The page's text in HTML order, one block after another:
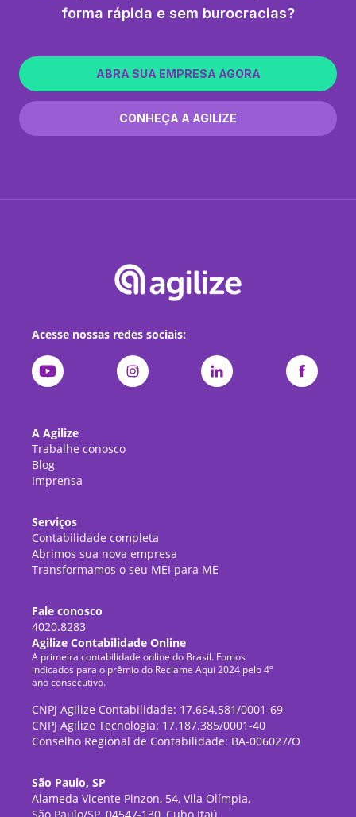
forma rápida e sem burocracias?
ABRA SUA EMPRESA AGORA
CONHEÇA A AGILIZE
Acesse nossas redes sociais:
A Agilize
Trabalhe conosco
Blog
Imprensa
Serviços
Contabilidade completa
Abrimos sua nova empresa
Transformamos o seu MEI para ME
Fale conosco
4020.8283
Agilize Contabilidade Online
A primeira contabilidade online do Brasil. Fomos
indicados para o prêmio do Reclame Aqui 2024 pelo 4º
ano consecutivo.
CNPJ Agilize Contabilidade: 17.664.581/0001-69
CNPJ Agilize Tecnologia: 17.187.385/0001-40
Conselho Regional de Contabilidade: BA-006027/O
São Paulo, SP
Alameda Vicente Pinzon, 54, Vila Olímpia,